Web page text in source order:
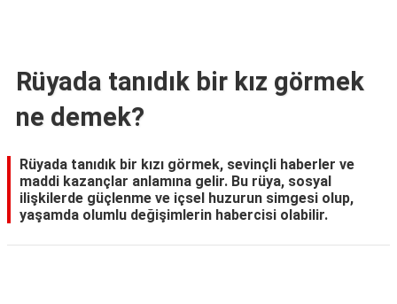
Rüyada tanıdık bir kız görmek
ne demek?
Rüyada tanıdık bir kızı görmek, sevinçli haberler ve
maddi kazançlar anlamına gelir. Bu rüya, sosyal
ilişkilerde güçlenme ve içsel huzurun simgesi olup,
yaşamda olumlu değişimlerin habercisi olabilir.